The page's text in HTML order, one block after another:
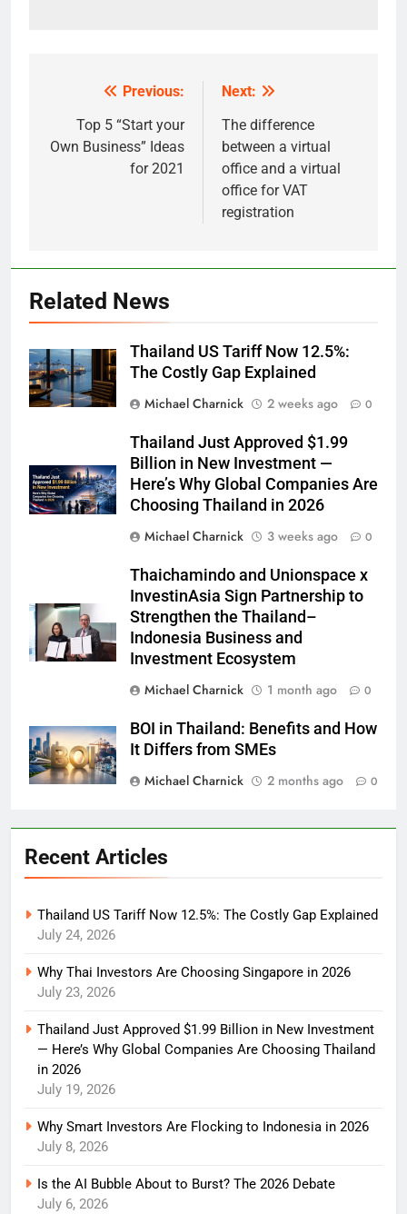
navigation
Previous:
Top 5 “Start your
Own Business” Ideas
for 2021
Next:
The difference
between a virtual
office and a virtual
office for VAT
registration
Related News
Thailand US Tariff Now 12.5%:
The Costly Gap Explained
Michael Charnick
2 weeks ago 0
Thailand Just Approved $1.99
Billion in New Investment —
Here’s Why Global Companies Are
Choosing Thailand in 2026
Michael Charnick
3 weeks ago 0
Thaichamindo and Unionspace x
InvestinAsia Sign Partnership to
Strengthen the Thailand–
Indonesia Business and
Investment Ecosystem
Michael Charnick
1 month ago 0
BOI in Thailand: Benefits and How
It Differs from SMEs
Michael Charnick
2 months ago 0
Recent Articles
Thailand US Tariff Now 12.5%: The Costly Gap Explained
July 24, 2026
Why Thai Investors Are Choosing Singapore in 2026
July 23, 2026
Thailand Just Approved $1.99 Billion in New Investment
— Here’s Why Global Companies Are Choosing Thailand
in 2026
July 19, 2026
Why Smart Investors Are Flocking to Indonesia in 2026
July 8, 2026
Is the AI Bubble About to Burst? The 2026 Debate
July 6, 2026